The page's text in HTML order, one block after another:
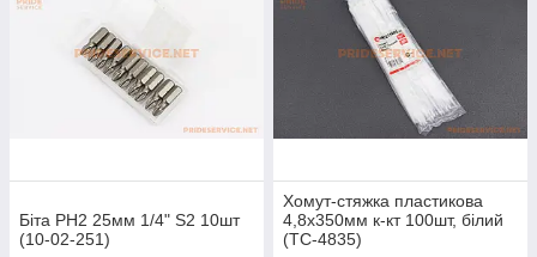
Біта PH2 25мм 1/4" S2 10шт
(10-02-251)
Хомут-стяжка пластикова
4,8x350мм к-кт 100шт, білий
(TC-4835)